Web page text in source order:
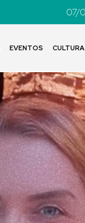
07/
EVENTOS CULTURA